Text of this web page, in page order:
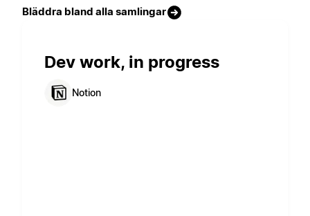
Bläddra bland alla samlingar
Dev work, in progress
Notion